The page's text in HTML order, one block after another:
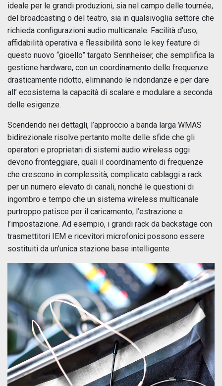
ideale per le grandi produzioni, sia nel campo delle tournée,
del broadcasting o del teatro, sia in qualsivoglia settore che
richieda configurazioni audio multicanale. Facilità d’uso,
affidabilità operativa e flessibilità sono le key feature di
questo nuovo “gioello” targato Sennheiser, che semplifica la
gestione hardware, con un coordinamento delle frequenze
drasticamente ridotto, eliminando le ridondanze e per dare
all’ ecosistema la capacità di scalare e modulare a seconda
delle esigenze.
Scendendo nei dettagli, l’approccio a banda larga WMAS
bidirezionale risolve pertanto molte delle sfide che gli
operatori e proprietari di sistemi audio wireless oggi
devono fronteggiare, quali il coordinamento di frequenze
che crescono in complessità, complicato cablaggi a rack
per un numero elevato di canali, nonché le questioni di
ingombro e tempo che un sistema wireless multicanale
purtroppo patisce per il caricamento, l’estrazione e
l’impostazione. Ad esempio, i grandi rack da backstage con
trasmettitori IEM e ricevitori microfonici possono essere
sostituiti da un’unica stazione base intelligente.